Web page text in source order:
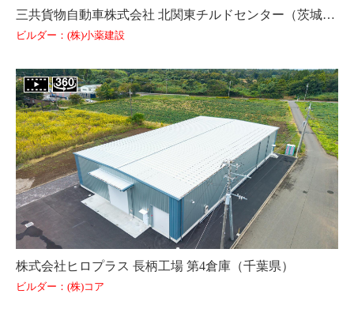
三共貨物自動車株式会社 北関東チルドセンター（茨城県）
ビルダー：(株)小薬建設
株式会社ヒロプラス 長柄工場 第4倉庫（千葉県）
ビルダー：(株)コア